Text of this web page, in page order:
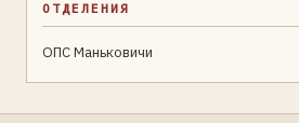
ОТДЕЛЕНИЯ
ОПС Маньковичи